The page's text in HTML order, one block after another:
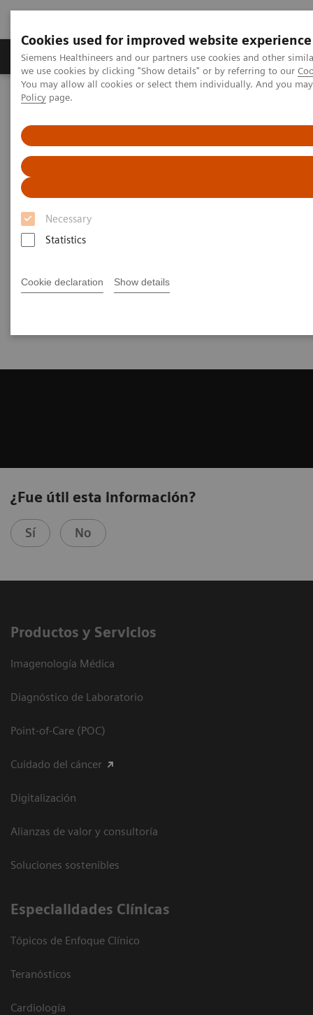
Cookies used for improved website experience
Siemens Healthineers and our partners use cookies and other
we use cookies by clicking "Show details" or by referring to our
You may allow all cookies or select them individually. And you
Policy page.
Necessary
Statistics
Cookie declaration Show details
Productos y servicios Especialidades Clínicas
Siemens Healthineers Latinoamérica
¿Cómo vender su Equipo Usado de Imagenología Médica?
¿Cómo vender su Equipo Usado
de Imagenología Médica?
Nosotros compramos su Equipo Usado de
¿Fue útil esta información?
Sí No
Productos y Servicios
Imagenología Médica
Diagnóstico de Laboratorio
Point-of-Care (POC)
Cuidado del cáncer
Digitalización
Alianzas de valor y consultoría
Soluciones sostenibles
Especialidades Clínicas
Tópicos de Enfoque Clínico
Teranósticos
Cardiología